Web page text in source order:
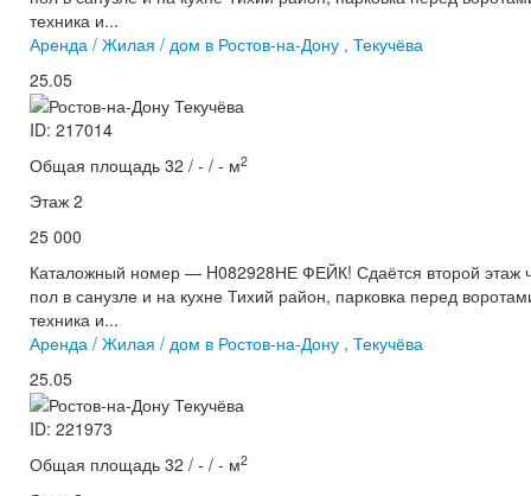
техника и...
Аренда / Жилая / дом в Ростов-на-Дону , Текучёва
25.05
ID: 217014
Общая площадь 32 / - / - м2
Этаж 2
25 000
Каталожный номер — H082928НЕ ФЕЙК! Сдаётся второй этаж
пол в санузле и на кухне Тихий район, парковка перед
техника и...
Аренда / Жилая / дом в Ростов-на-Дону , Текучёва
25.05
ID: 221973
Общая площадь 32 / - / - м2